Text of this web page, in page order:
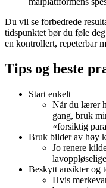
Du vil se forbedrede
tidspunktet bør du føle
en kontrollert, repeterbar
Tips og beste
Start enkelt
Når du lærer
gang, bruk
«forsiktig
Bruk bilder av høy
Jo renere
Beskytt ansikter og
Hvis